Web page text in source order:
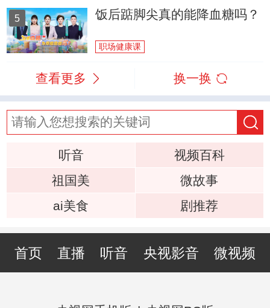
5 饭后踮脚尖真的能降血糖吗？
职场健康课
查看更多 换一换
听音
视频百科
祖国美
微故事
ai美食
剧推荐
首页 直播 听音 央视影音 微视频